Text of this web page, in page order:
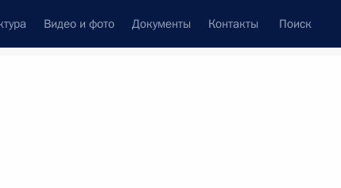
Видео и фото Документы Контакты Поиск